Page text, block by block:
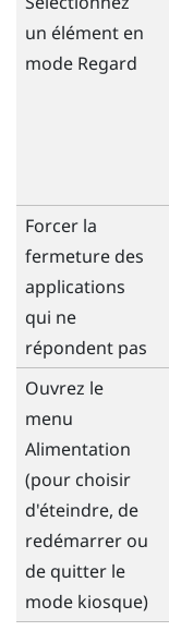
un élément en
mode Regard
Forcer la
fermeture des
applications
qui ne
répondent pas
Ouvrez le
menu
Alimentation
(pour choisir
d'éteindre, de
redémarrer ou
de quitter le
mode kiosque)